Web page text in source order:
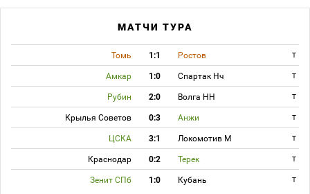
МАТЧИ ТУРА
Томь 1:1 Ростов T
Амкар 1:0 Спартак Нч T
Рубин 2:0 Волга НН T
Крылья Советов 0:3 Анжи T
ЦСКА 3:1 Локомотив М T
Краснодар 0:2 Терек T
Зенит СПб 1:0 Кубань T